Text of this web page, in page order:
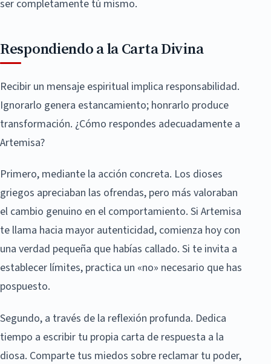
ser completamente tú mismo.
Respondiendo a la Carta Divina
Recibir un mensaje espiritual implica responsabilidad.
Ignorarlo genera estancamiento; honrarlo produce
transformación. ¿Cómo respondes adecuadamente a
Artemisa?
Primero, mediante la acción concreta. Los dioses
griegos apreciaban las ofrendas, pero más valoraban
el cambio genuino en el comportamiento. Si Artemisa
te llama hacia mayor autenticidad, comienza hoy con
una verdad pequeña que habías callado. Si te invita a
establecer límites, practica un «no» necesario que has
pospuesto.
Segundo, a través de la reflexión profunda. Dedica
tiempo a escribir tu propia carta de respuesta a la
diosa. Comparte tus miedos sobre reclamar tu poder,